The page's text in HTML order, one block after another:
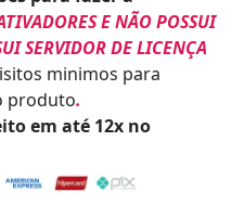
E NÃO POSSUI
SERVIDOR DE LICENÇA
minimos para
produto.
em até 12x no